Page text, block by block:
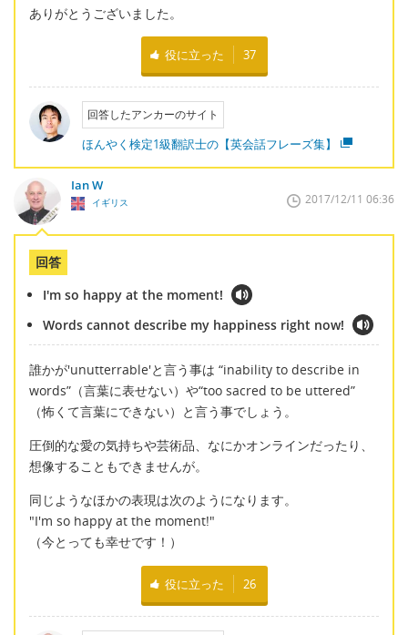
ありがとうございました。
役に立った 37
回答したアンカーのサイト
ほんやく検定1級翻訳士の【英会話フレーズ集】
Ian W
イギリス 2017/12/11 06:36
回答
I'm so happy at the moment!
Words cannot describe my happiness right now!
誰かが'unutterrable'と言う事は “inability to describe in
words”（言葉に表せない）や“too sacred to be uttered”
（怖くて言葉にできない）と言う事でしょう。
圧倒的な愛の気持ちや芸術品、なにかオンラインだったり、
想像することもできませんが。
同じようなほかの表現は次のようになります。
"I'm so happy at the moment!"
（今とっても幸せです！）
役に立った 26